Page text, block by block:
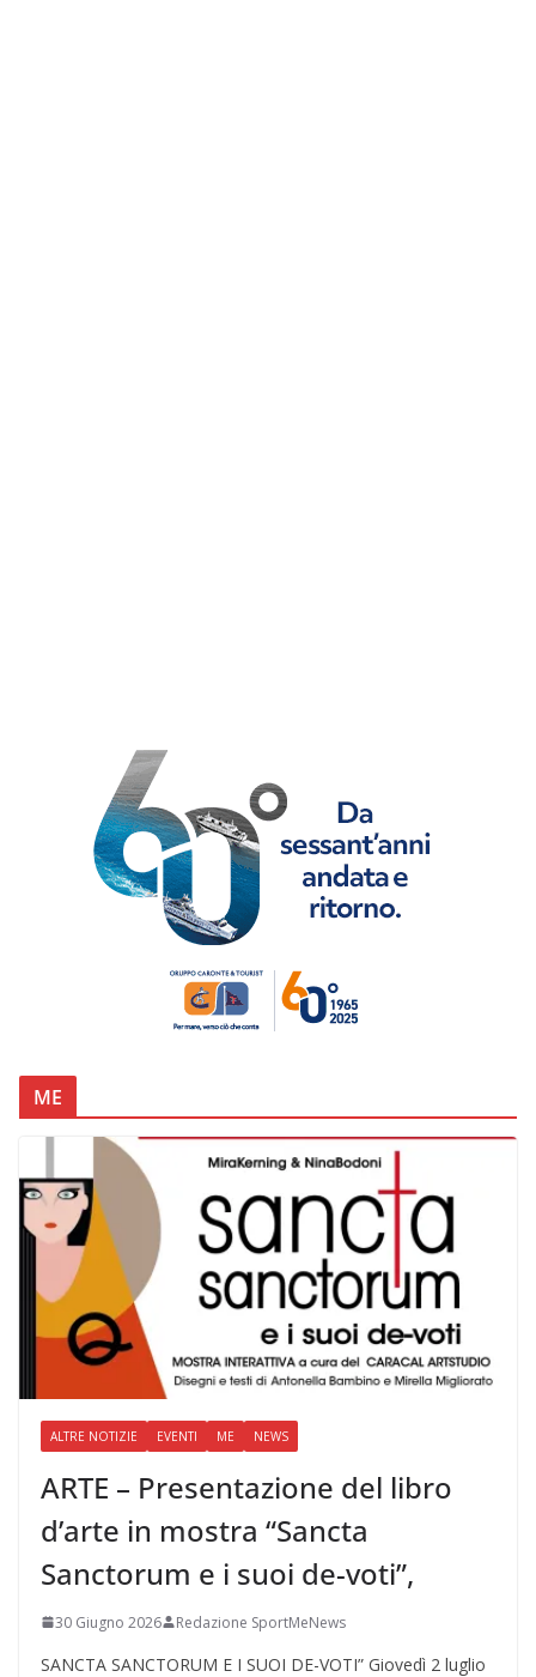
ME
ALTRE NOTIZIE EVENTI ME NEWS
ARTE – Presentazione del libro
d’arte in mostra “Sancta
Sanctorum e i suoi de-voti”,
30 Giugno 2026 Redazione SportMeNews
SANCTA SANCTORUM E I SUOI DE-VOTI” Giovedì 2 luglio